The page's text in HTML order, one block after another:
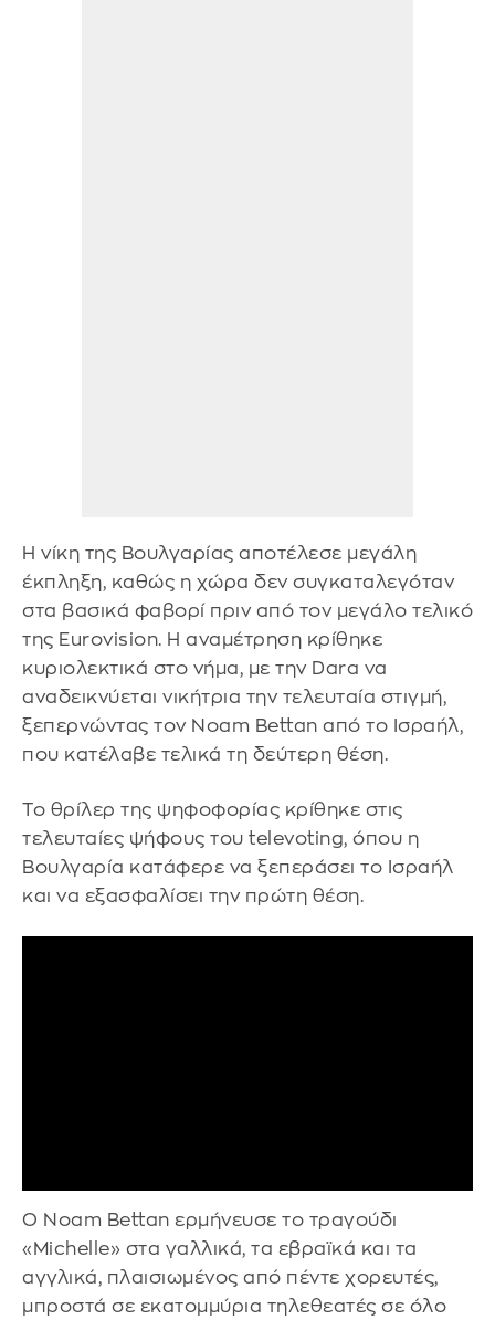
Η νίκη της Βουλγαρίας αποτέλεσε μεγάλη
έκπληξη, καθώς η χώρα δεν συγκαταλεγόταν
στα βασικά φαβορί πριν από τον μεγάλο τελικό
της Eurovision. Η αναμέτρηση κρίθηκε
κυριολεκτικά στο νήμα, με την Dara να
αναδεικνύεται νικήτρια την τελευταία στιγμή,
ξεπερνώντας τον Noam Bettan από το Ισραήλ,
που κατέλαβε τελικά τη δεύτερη θέση.
Το θρίλερ της ψηφοφορίας κρίθηκε στις
τελευταίες ψήφους του televoting, όπου η
Βουλγαρία κατάφερε να ξεπεράσει το Ισραήλ
και να εξασφαλίσει την πρώτη θέση.
Ο Noam Bettan ερμήνευσε το τραγούδι
«Michelle» στα γαλλικά, τα εβραϊκά και τα
αγγλικά, πλαισιωμένος από πέντε χορευτές,
μπροστά σε εκατομμύρια τηλεθεατές σε όλο